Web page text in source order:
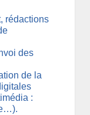
rédactions
des
de la
: